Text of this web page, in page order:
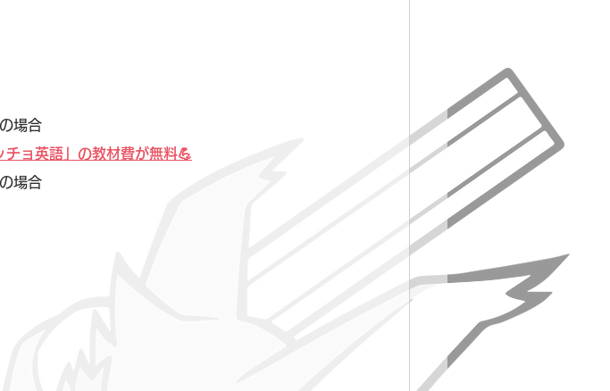
場合
ョ英語」の教材費が無料💪
場合